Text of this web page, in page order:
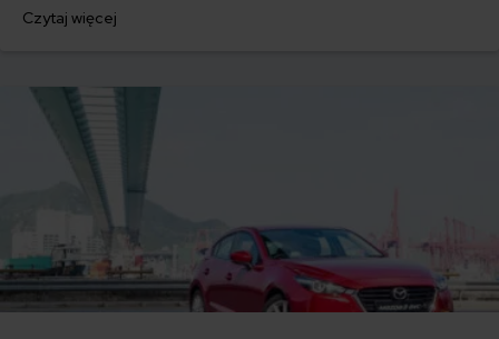
się na chwilę do japońskiego klasztoru? Nie, tak po prostu
Czytaj więcej